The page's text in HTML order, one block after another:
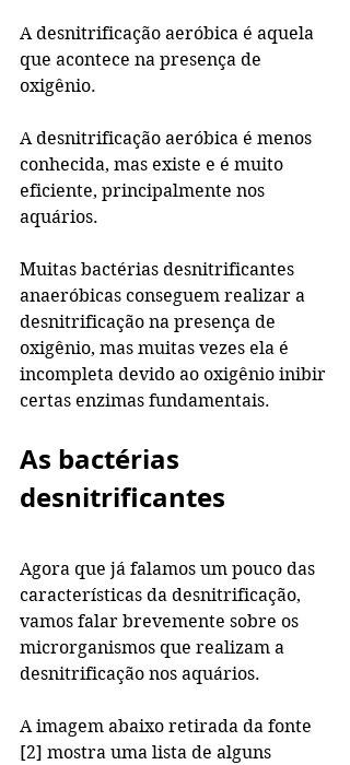
A desnitrificação aeróbica é aquela
que acontece na presença de
oxigênio.
A desnitrificação aeróbica é menos
conhecida, mas existe e é muito
eficiente, principalmente nos
aquários.
Muitas bactérias desnitrificantes
anaeróbicas conseguem realizar a
desnitrificação na presença de
oxigênio, mas muitas vezes ela é
incompleta devido ao oxigênio inibir
certas enzimas fundamentais.
As bactérias
desnitrificantes
Agora que já falamos um pouco das
características da desnitrificação,
vamos falar brevemente sobre os
microrganismos que realizam a
desnitrificação nos aquários.
A imagem abaixo retirada da fonte
[2] mostra uma lista de alguns